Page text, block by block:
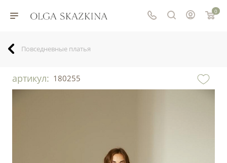
0
Повседневные платья
артикул: 180255